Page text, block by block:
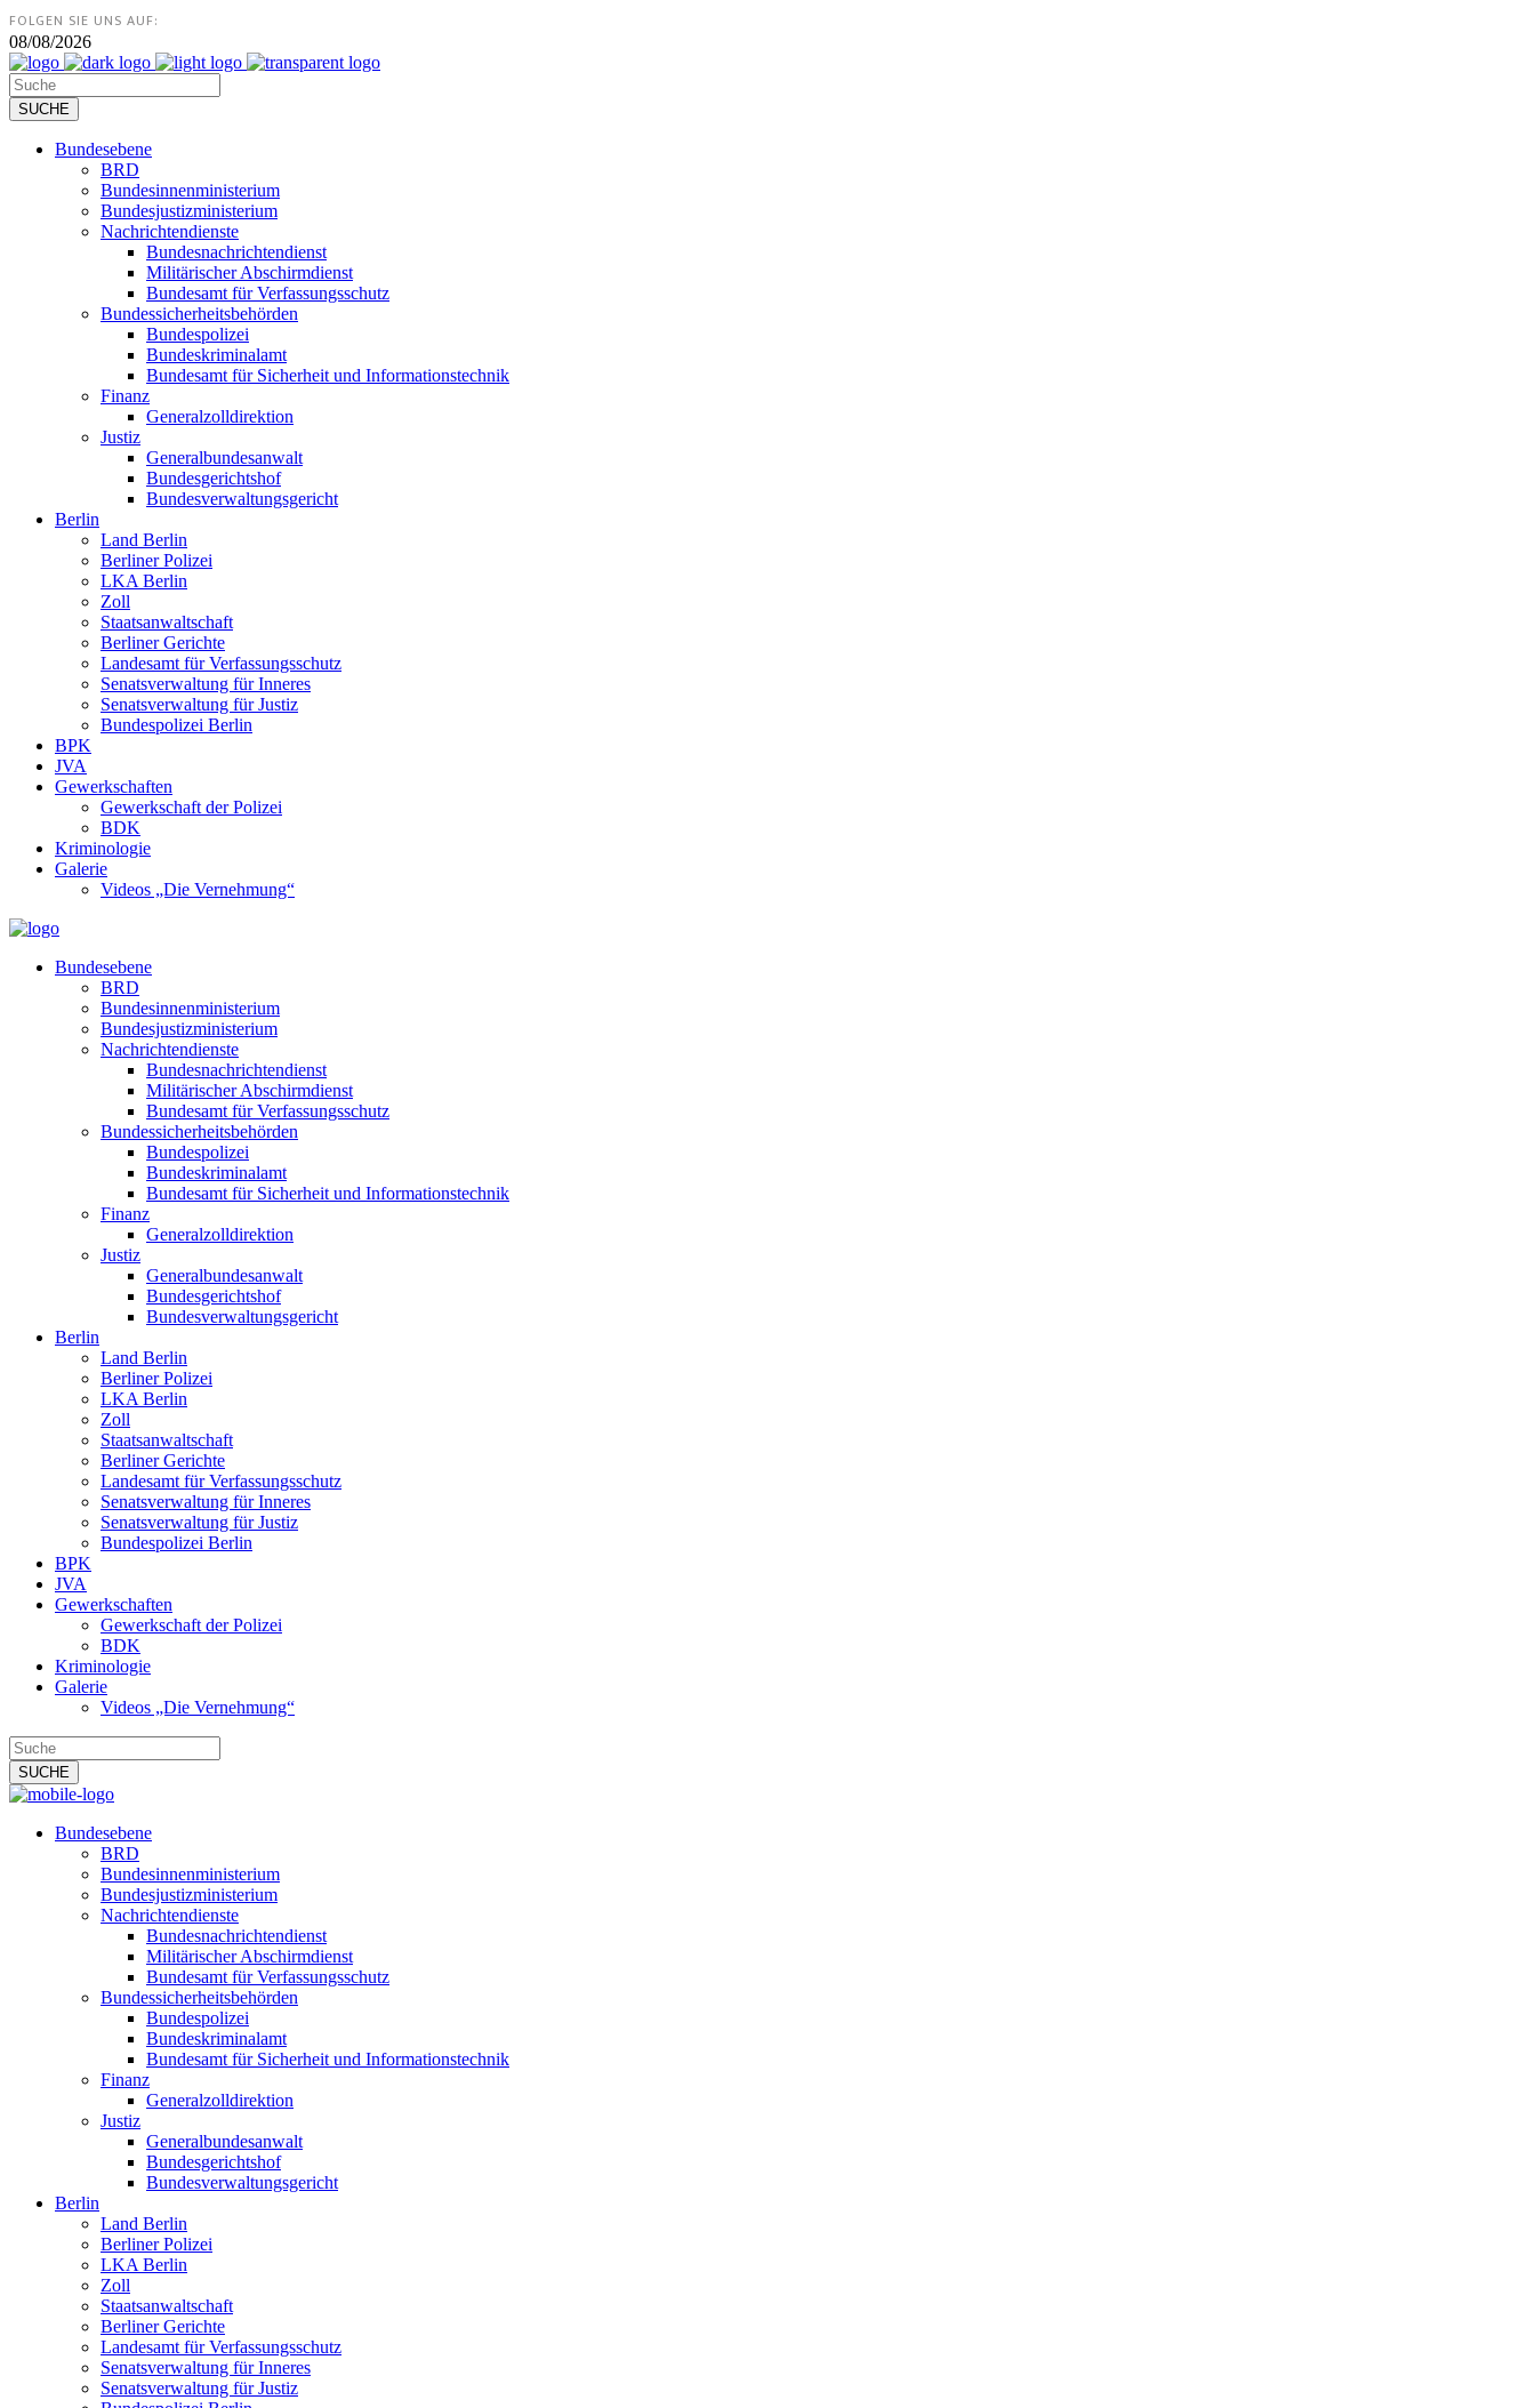
FOLGEN SIE UNS AUF:
08/08/2026
Bundesebene
BRD
Bundesinnenministerium
Bundesjustizministerium
Nachrichtendienste
Bundesnachrichtendienst
Militärischer Abschirmdienst
Bundesamt für Verfassungsschutz
Bundessicherheitsbehörden
Bundespolizei
Bundeskriminalamt
Bundesamt für Sicherheit und Informationstechnik
Finanz
Generalzolldirektion
Justiz
Generalbundesanwalt
Bundesgerichtshof
Bundesverwaltungsgericht
Berlin
Land Berlin
Berliner Polizei
LKA Berlin
Zoll
Staatsanwaltschaft
Berliner Gerichte
Landesamt für Verfassungsschutz
Senatsverwaltung für Inneres
Senatsverwaltung für Justiz
Bundespolizei Berlin
BPK
JVA
Gewerkschaften
Gewerkschaft der Polizei
BDK
Kriminologie
Galerie
Videos „Die Vernehmung“
Bundesebene
BRD
Bundesinnenministerium
Bundesjustizministerium
Nachrichtendienste
Bundesnachrichtendienst
Militärischer Abschirmdienst
Bundesamt für Verfassungsschutz
Bundessicherheitsbehörden
Bundespolizei
Bundeskriminalamt
Bundesamt für Sicherheit und Informationstechnik
Finanz
Generalzolldirektion
Justiz
Generalbundesanwalt
Bundesgerichtshof
Bundesverwaltungsgericht
Berlin
Land Berlin
Berliner Polizei
LKA Berlin
Zoll
Staatsanwaltschaft
Berliner Gerichte
Landesamt für Verfassungsschutz
Senatsverwaltung für Inneres
Senatsverwaltung für Justiz
Bundespolizei Berlin
BPK
JVA
Gewerkschaften
Gewerkschaft der Polizei
BDK
Kriminologie
Galerie
Videos „Die Vernehmung“
Bundesebene
BRD
Bundesinnenministerium
Bundesjustizministerium
Nachrichtendienste
Bundesnachrichtendienst
Militärischer Abschirmdienst
Bundesamt für Verfassungsschutz
Bundessicherheitsbehörden
Bundespolizei
Bundeskriminalamt
Bundesamt für Sicherheit und Informationstechnik
Finanz
Generalzolldirektion
Justiz
Generalbundesanwalt
Bundesgerichtshof
Bundesverwaltungsgericht
Berlin
Land Berlin
Berliner Polizei
LKA Berlin
Zoll
Staatsanwaltschaft
Berliner Gerichte
Landesamt für Verfassungsschutz
Senatsverwaltung für Inneres
Senatsverwaltung für Justiz